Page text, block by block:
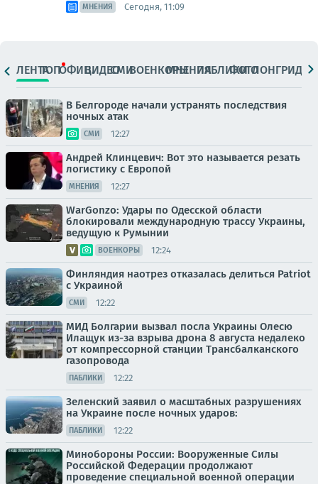
МНЕНИЯ Сегодня, 11:09
ЛЕНТАТОПОФИЦ.ВИДЕОСМИВОЕНКОРЫМНЕНИЯПАБЛИКИ
ФОТОЛОНГРИДЫ
В Белгороде начали устранять последствия
ночных атак
СМИ 12:27
Андрей Клинцевич: Вот это называется резать
логистику с Европой
МНЕНИЯ 12:27
WarGonzo: Удары по Одесской области
блокировали международную трассу Украины,
ведущую к Румынии
ВОЕНКОРЫ 12:24
Финляндия наотрез отказалась делиться Patriot
с Украиной
СМИ 12:22
МИД Болгарии вызвал посла Украины Олесю
Илащук из-за взрыва дрона 8 августа недалеко
от компрессорной станции Трансбалканского
газопровода
ПАБЛИКИ 12:22
Зеленский заявил о масштабных разрушениях
на Украине после ночных ударов:
ПАБЛИКИ 12:22
Минобороны России: Вооруженные Силы
Российской Федерации продолжают
проведение специальной военной операции